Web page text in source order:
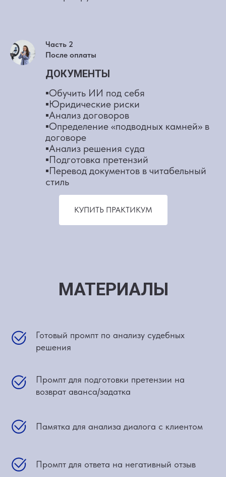
Часть 2
После оплаты
ДОКУМЕНТЫ
▪️Обучить ИИ под себя
▪️Юридические риски
▪️Анализ договоров
▪️Определение «подводных камней» в
договоре
▪️Анализ решения суда
▪️Подготовка претензий
▪️Перевод документов в читабельный
стиль
КУПИТЬ ПРАКТИКУМ
МАТЕРИАЛЫ
Готовый промпт по анализу судебных
решения
Промпт для подготовки претензии на
возврат аванса/задатка
Памятка для анализа диалога с клиентом
Промпт для ответа на негативный отзыв